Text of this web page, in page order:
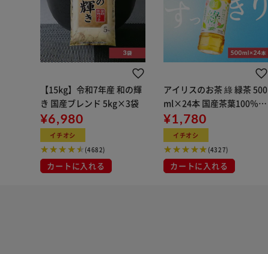
【15kg】令和7年産 和の輝
き 国産ブレンド 5kg×3袋
¥6,980
イチオシ
(4682)
カートに入れる
アイリスのお茶 綠 緑茶 500
ml×24本 国産茶葉100％使
用
¥1,780
イチオシ
(4327)
カートに入れる